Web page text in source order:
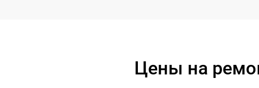
Цены на